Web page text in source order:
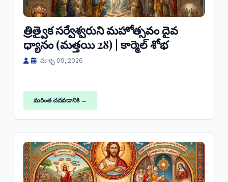
త్రిత్వైక సర్వేశ్వరుని మహోత్సవం దైవ
ధ్యానం (మత్తయి 28) | కార్మెల్ శోభ
మార్చి 09, 2026
మరింత చదవడానికి →